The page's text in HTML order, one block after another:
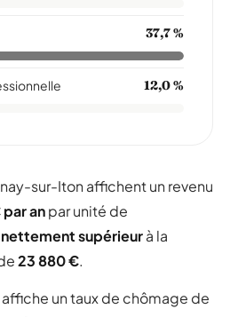
37,7 %
12,0 %
sur-Iton affichent un revenu
anpar unité de
nettement supérieurà la
23 880 €.
un taux de chômage de